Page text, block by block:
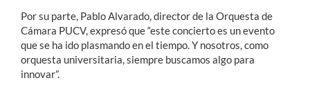
Por su parte, Pablo Alvarado, director de la Orquesta de
Cámara PUCV, expresó que “este concierto es un evento
que se ha ido plasmando en el tiempo. Y nosotros, como
orquesta universitaria, siempre buscamos algo para
innovar”.